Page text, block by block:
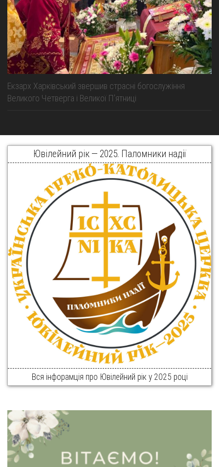
Екзарх Харківський звершив страсні богослужіння
Великого Четверга і Великої Пʼятниці
Ювілейний рік — 2025. Паломники надії
Вся інфорамція про Ювілейний рік у 2025 році